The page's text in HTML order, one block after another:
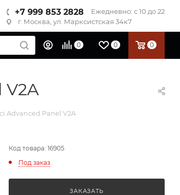
+7 999 853 2828
Ежедневно: с 10 до 22
г. Москва, ул. Марксистская 34к7
0 0 0
Advanced Panel V2A
Код товара: 16905
Под заказ
ЗАКАЗАТЬ